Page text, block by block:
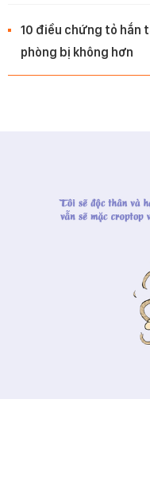
10 điều chứng tỏ hắn
phòng bị không hơn